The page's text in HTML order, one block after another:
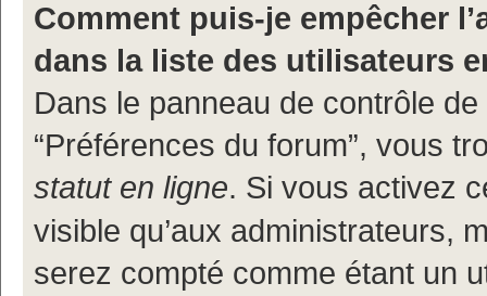
Comment puis-je empêcher
dans la liste des utilisateurs
Dans le panneau de contrôle
“Préférences du forum”, vous
statut en ligne. Si vous activez
visible qu’aux administrateurs,
serez compté comme étant un